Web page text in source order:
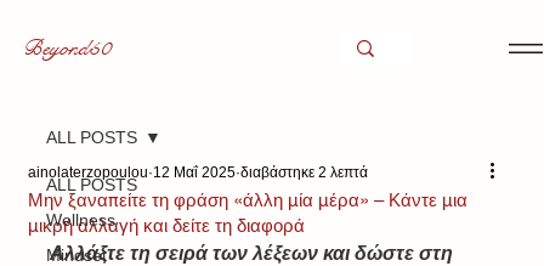
Beyond50
ALL POSTS
Wellness
Mindset
ALL POSTS
Μην ξαναπείτε τη φράση «άλλη μία μέρα» – Κάντε μια
μικρή αλλαγή και δείτε τη διαφορά
ainolaterzopoulou 12 Μαΐ 2025 διαβάστηκε 2 λεπτά
Αλλάξτε τη σειρά των λέξεων και δώστε στη